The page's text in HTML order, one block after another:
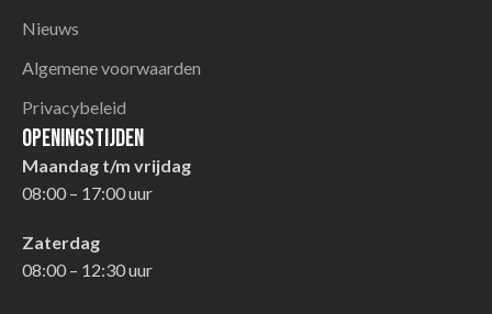
Nieuws
Algemene voorwaarden
Privacybeleid
Openingstijden
Maandag t/m vrijdag
08:00 – 17:00 uur
Zaterdag
08:00 – 12:30 uur